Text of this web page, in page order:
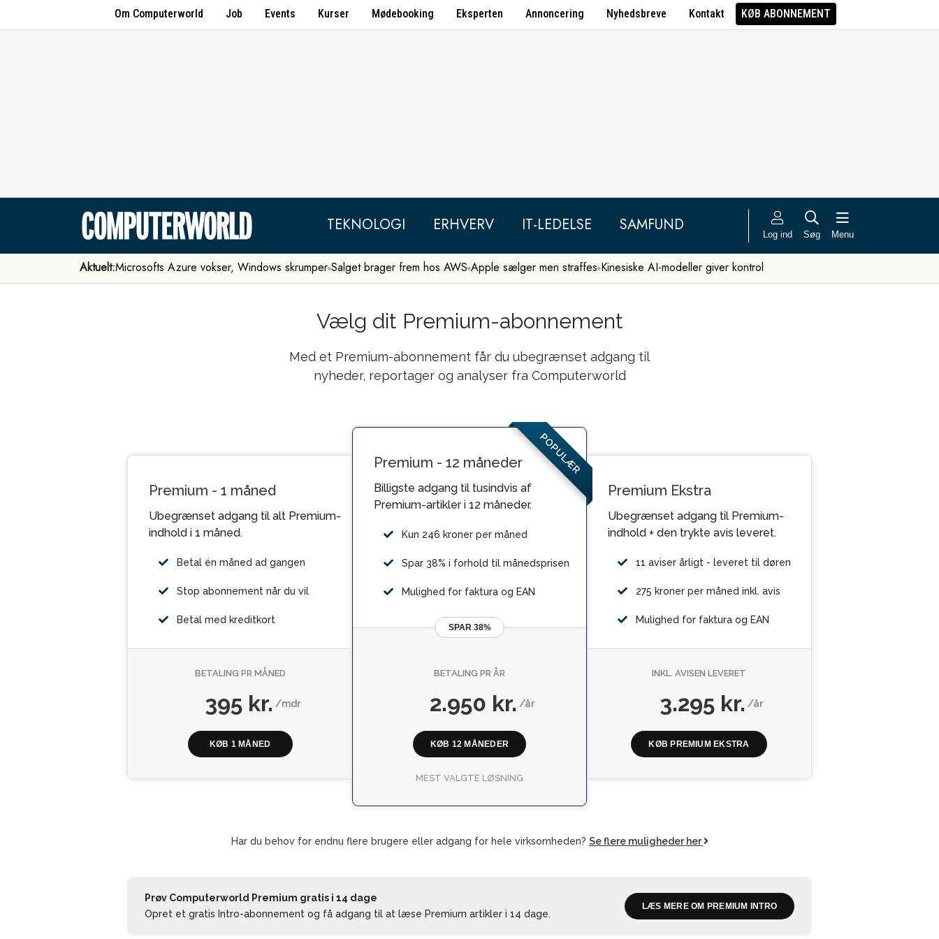
Om Computerworld Job Events Kurser Mødebooking Eksperten Annoncering Nyhedsbreve Kontakt KØB ABONNEMENT
TEKNOLOGI ERHVERV IT-LEDELSE SAMFUND Log ind Søg Menu
Aktuelt:Microsofts Azure vokser, Windows skrumper Salget brager frem hos AWS Apple sælger men straffes Kinesiske AI-modeller giver kontrol
Vælg dit Premium-abonnement
Med et Premium-abonnement får du ubegrænset adgang til
nyheder, reportager og analyser fra Computerworld
Premium - 1 måned
Ubegrænset adgang til alt Premium-
indhold i 1 måned.
Betal én måned ad gangen
Stop abonnement når du vil
Betal med kreditkort
BETALING PR MÅNED
395 kr./mdr
KØB 1 MÅNED
POPULÆR
Premium - 12 måneder
Billigste adgang til tusindvis af
Premium-artikler i 12 måneder.
Kun 246 kroner per måned
Spar 38% i forhold til månedsprisen
Mulighed for faktura og EAN
SPAR 38%
BETALING PR ÅR
2.950 kr./år
KØB 12 MÅNEDER
MEST VALGTE LØSNING
Premium Ekstra
Ubegrænset adgang til Premium-
indhold + den trykte avis leveret.
11 aviser årligt - leveret til døren
275 kroner per måned inkl. avis
Mulighed for faktura og EAN
INKL. AVISEN LEVERET
3.295 kr./år
KØB PREMIUM EKSTRA
Har du behov for endnu flere brugere eller adgang for hele virksomheden? Se flere muligheder her
Prøv Computerworld Premium gratis i 14 dage
Opret et gratis Intro-abonnement og få adgang til at læse Premium artikler i 14 dage.
LÆS MERE OM PREMIUM INTRO